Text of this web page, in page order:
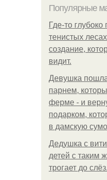
Популярные
Где-то
тенистых
создание,
видит.
Девушка
парнем,
ферме - и
подарком,
в дамскую
Дедушка с
детей с таким
трогает до слёз.